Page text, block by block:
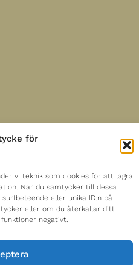
för
vi teknik som cookies för att lagra
När du samtycker till dessa
eller unika ID:n på
eller om du återkallar ditt
negativt.